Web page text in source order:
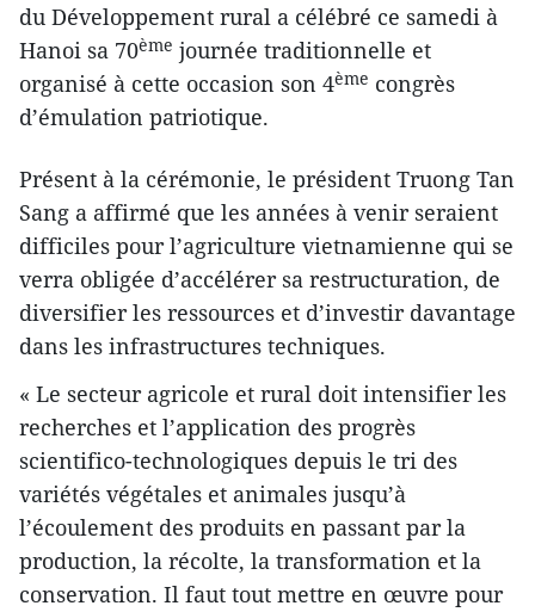
du Développement rural a célébré ce samedi à
Hanoi sa 70ème journée traditionnelle et
organisé à cette occasion son 4ème congrès
d’émulation patriotique.
Présent à la cérémonie, le président Truong Tan
Sang a affirmé que les années à venir seraient
difficiles pour l’agriculture vietnamienne qui se
verra obligée d’accélérer sa restructuration, de
diversifier les ressources et d’investir davantage
dans les infrastructures techniques.
« Le secteur agricole et rural doit intensifier les
recherches et l’application des progrès
scientifico-technologiques depuis le tri des
variétés végétales et animales jusqu’à
l’écoulement des produits en passant par la
production, la récolte, la transformation et la
conservation. Il faut tout mettre en œuvre pour